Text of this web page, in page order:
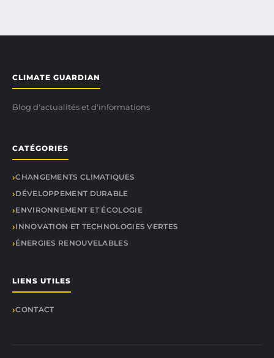
CLIMATE GUARDIAN
Blog d'actualités et d'informations
CATÉGORIES
CHANGEMENTS CLIMATIQUES
DÉVELOPPEMENT DURABLE
ENVIRONNEMENT ET ÉCOLOGIE
INNOVATION ET TECHNOLOGIES VERTES
ÉNERGIES RENOUVELABLES
LIENS UTILES
CONTACT